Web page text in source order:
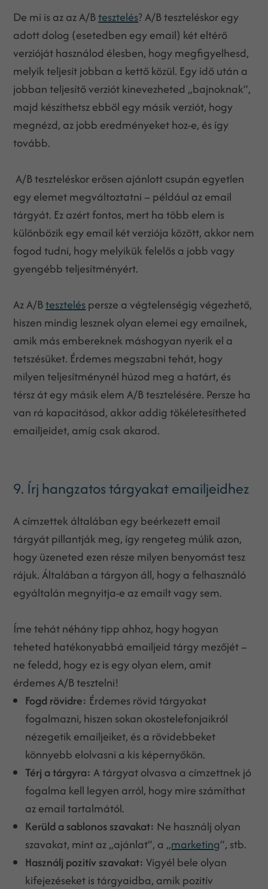
De mi is az az A/Btesztelés? A/B teszteléskor egy
adott dolog (esetedben egy email) két eltérő
verzióját használod élesben, hogy megfigyelhesd,
melyik teljesít jobban a kettő közül. Egy idő után a
jobban teljesítő verziót kinevezheted „bajnoknak”,
majd készíthetsz ebből egy másik verziót, hogy
megnézd, az jobb eredményeket hoz-e, és így
tovább.
A/B teszteléskor erősen ajánlott csupán egyetlen
egy elemet megváltoztatni – például az email
tárgyát. Ez azért fontos, mert ha több elem is
különbözik egy email két verziója között, akkor nem
fogod tudni, hogy melyikük felelős a jobb vagy
gyengébb teljesítményért.
Az A/Btesztelés persze a végtelenségig végezhető,
hiszen mindig lesznek olyan elemei egy emailnek,
amik más embereknek máshogyan nyerik el a
tetszésüket. Érdemes megszabni tehát, hogy
milyen teljesítménynél húzod meg a határt, és
térsz át egy másik elem A/B tesztelésére. Persze ha
van rá kapacitásod, akkor addig tökéletesítheted
emailjeidet, amíg csak akarod.
9. Írj hangzatos tárgyakat emailjeidhez
A címzettek általában egy beérkezett email
tárgyát pillantják meg, így rengeteg múlik azon,
hogy üzeneted ezen része milyen benyomást tesz
rájuk. Általában a tárgyon áll, hogy a felhasználó
egyáltalán megnyitja-e az emailt vagy sem.
Íme tehát néhány tipp ahhoz, hogy hogyan
teheted hatékonyabbá emailjeid tárgy mezőjét –
ne feledd, hogy ez is egy olyan elem, amit
érdemes A/B tesztelni!
Fogd rövidre: Érdemes rövid tárgyakat
fogalmazni, hiszen sokan okostelefonjaikról
nézegetik emailjeiket, és a rövidebbeket
könnyebb elolvasni a kis képernyőkön.
Térj a tárgyra: A tárgyat olvasva a címzettnek jó
fogalma kell legyen arról, hogy mire számíthat
az email tartalmától.
Kerüld a sablonos szavakat: Ne használj olyan
szavakat, mint az „ajánlat”, a „marketing”, stb.
Használj pozitív szavakat: Vigyél bele olyan
kifejezéseket is tárgyaidba, amik pozitív